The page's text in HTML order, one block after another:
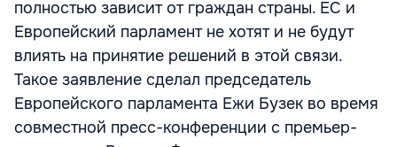
полностью зависит от граждан страны. ЕС и
Европейский парламент не хотят и не будут
влиять на принятие решений в этой связи.
Такое заявление сделал председатель
Европейского парламента Ежи Бузек во время
совместной пресс-конференции с премьер-